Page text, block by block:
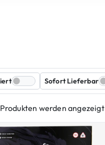
Sofort Lieferbar
Produkten werden angezeigt